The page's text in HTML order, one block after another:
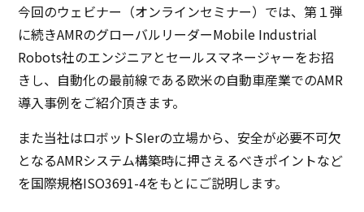
今回のウェビナー（オンラインセミナー）では、第１弾
に続きAMRのグローバルリーダーMobile Industrial
Robots社のエンジニアとセールスマネージャーをお招
きし、自動化の最前線である欧米の自動車産業でのAMR
導入事例をご紹介頂きます。
また当社はロボットSIerの立場から、安全が必要不可欠
となるAMRシステム構築時に押さえるべきポイントなど
を国際規格ISO3691-4をもとにご説明します。